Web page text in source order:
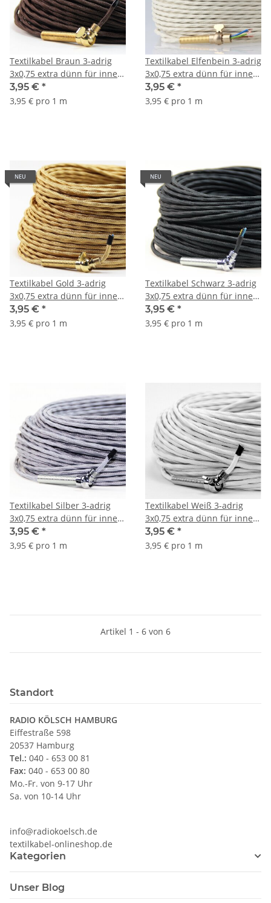
Textilkabel Braun 3-adrig
3x0,75 extra dünn für innere
Verkabelung von Ketten-
Lampen
3,95 € *
3,95 € pro 1 m
Textilkabel Elfenbein 3-adrig
3x0,75 extra dünn für innere
Verkabelung von Ketten-
Lampen
3,95 € *
3,95 € pro 1 m
NEU
Textilkabel Gold 3-adrig
3x0,75 extra dünn für innere
Verkabelung von Ketten-
Lampen
3,95 € *
3,95 € pro 1 m
NEU
Textilkabel Schwarz 3-adrig
3x0,75 extra dünn für innere
Verkabelung von Ketten-
Lampen
3,95 € *
3,95 € pro 1 m
Textilkabel Silber 3-adrig
3x0,75 extra dünn für innere
Verkabelung von Ketten-
Lampen
3,95 € *
3,95 € pro 1 m
Textilkabel Weiß 3-adrig
3x0,75 extra dünn für innere
Verkabelung von Ketten-
Lampen
3,95 € *
3,95 € pro 1 m
Artikel 1 - 6 von 6
Standort
RADIO KÖLSCH HAMBURG
Eiffestraße 598
20537 Hamburg
Tel.: 040 - 653 00 81
Fax: 040 - 653 00 80
Mo.-Fr. von 9-17 Uhr
Sa. von 10-14 Uhr
info@radiokoelsch.de
textilkabel-onlineshop.de
Kategorien
Unser Blog